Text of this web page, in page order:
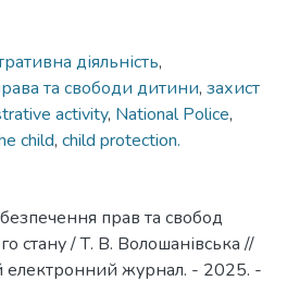
діяльність,
та свободи дитини, захист
activity, National Police,
child, child protection.
прав та свобод
стану / Т. В. Волошанівська //
журнал. - 2025. -